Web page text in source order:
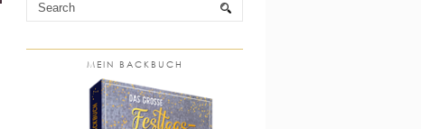
MEIN BACKBUCH